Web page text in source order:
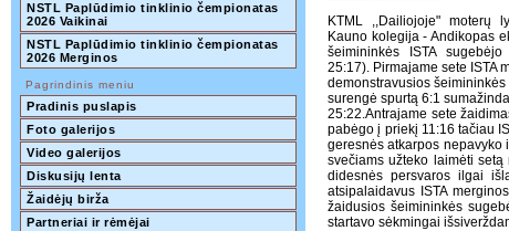
NSTL Paplūdimio tinklinio čempionatas
2026 Vaikinai
NSTL Paplūdimio tinklinio čempionatas
2026 Merginos
Pagrindinis meniu
Pradinis puslapis
Foto galerijos
Video galerijos
Diskusijų lenta
Žaidėjų birža
Partneriai ir rėmėjai
KTML ,,Dailiojoje" moterų
Kauno kolegija - Andikopas
šeimininkės ISTA
25:17). Pirmajame sete ISTA
demonstravusios
surengė spurtą 6:1
25:22.Antrajame sete
pabėgo į priekį 11:16 tačiau
geresnės atkarpos nepavyko
svečiams užteko laimėti
didesnės persvaros ilgai
atsipalaidavus ISTA
žaidusios šeimininkės
startavo sėkmingai